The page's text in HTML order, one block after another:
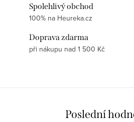
Spolehlivý obchod
100% na Heureka.cz
Doprava zdarma
při nákupu nad 1 500 Kč
Poslední